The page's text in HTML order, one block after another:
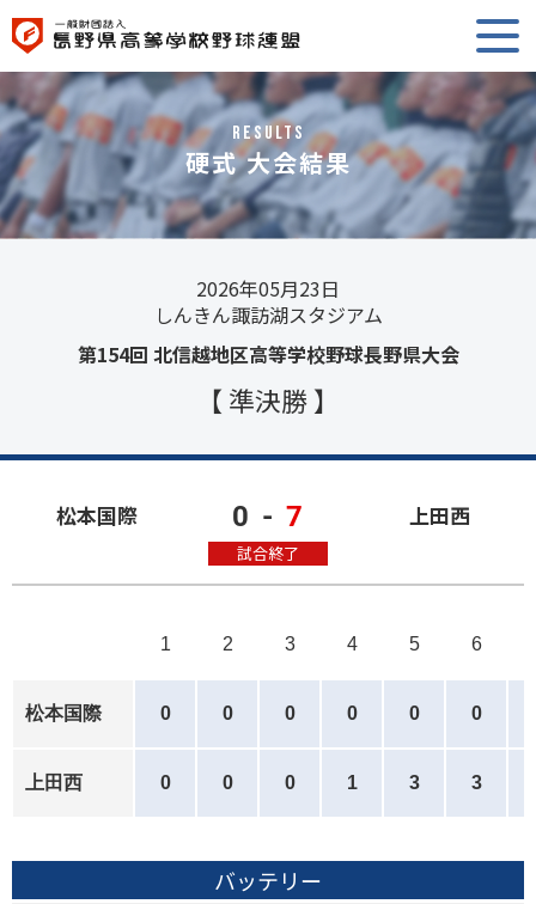
RESULTS
硬式 大会結果
2026年05月23日
しんきん諏訪湖スタジアム
第154回 北信越地区高等学校野球長野県大会
【 準決勝 】
松本国際 0 - 7
試合終了
上田西
1 2 3 4 5 6
松本国際 0 0 0 0 0 0
上田西 0 0 0 1 3 3
バッテリー